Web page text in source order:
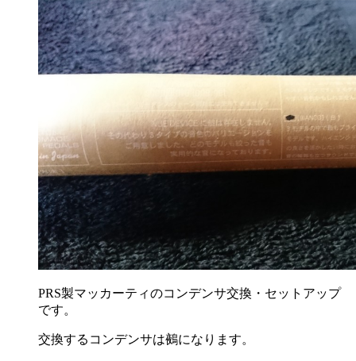
PRS製マッカーティのコンデンサ交換・セットアップ
です。
交換するコンデンサは鵺になります。